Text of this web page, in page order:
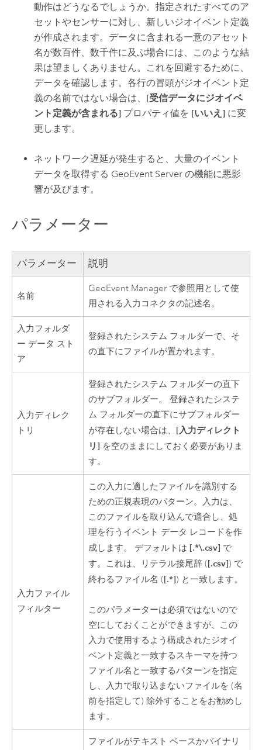
動作はどうなるでしょうか。指定されたすべてのア
セットやセンサーに対し、新しいジオイベント定義
が作成されます。データに含まれる一意のアセット
名が数百件、数千件に及ぶ場合には、このような結
果は望ましくありません。これを回避するために、
データを確認します。各行の冒頭がジオイベント定
義の名前ではない場合は、 [受信データにジオイベ
ント定義が含まれる] プロパティ値を [いいえ] に変
更します。
ネットワーク遅延が発生すると、大量のイベント
データを取得する GeoEvent Server の機能に悪影
響が及びます。
パラメーター
パラメーター 説明
名前
GeoEvent Manager で参照用として使
用される入力コネクタの記述名。
入力フォルダ
ー データ スト
ア
登録されたシステム フォルダーで、そ
の直下にファイルが置かれます。
入力ディレク
トリ
登録されたシステム フォルダーの直下
のサブフォルダー。 登録されたシステ
ム フォルダーの直下にサブフォルダー
が存在しない場合は、 [入力ディレクト
リ] を空のままにしておく必要がありま
す。
入力ファイル
フィルター
この入力に適したファイルを識別する
ための正規表現のパターン。入力は、
このファイルを取り込んで適合し、処
理を行うイベント データ レコードを作
成します。 デフォルトは [.*\.csv] で
す。これは、リテラル接尾辞 ([.csv]) で
終わるファイル名 ([.*]) と一致します。
このパラメーターは必須ではないので
空にしておくことができますが、この
入力で使用するよう構成されたジオイ
ベント定義と一致するスキーマを持つ
ファイル名と一致するパターンを指定
し、入力で取り込まないファイルを (名
前を指定して) 除外することをお勧めし
ます。
ファイルがテキスト ベースかバイナリ